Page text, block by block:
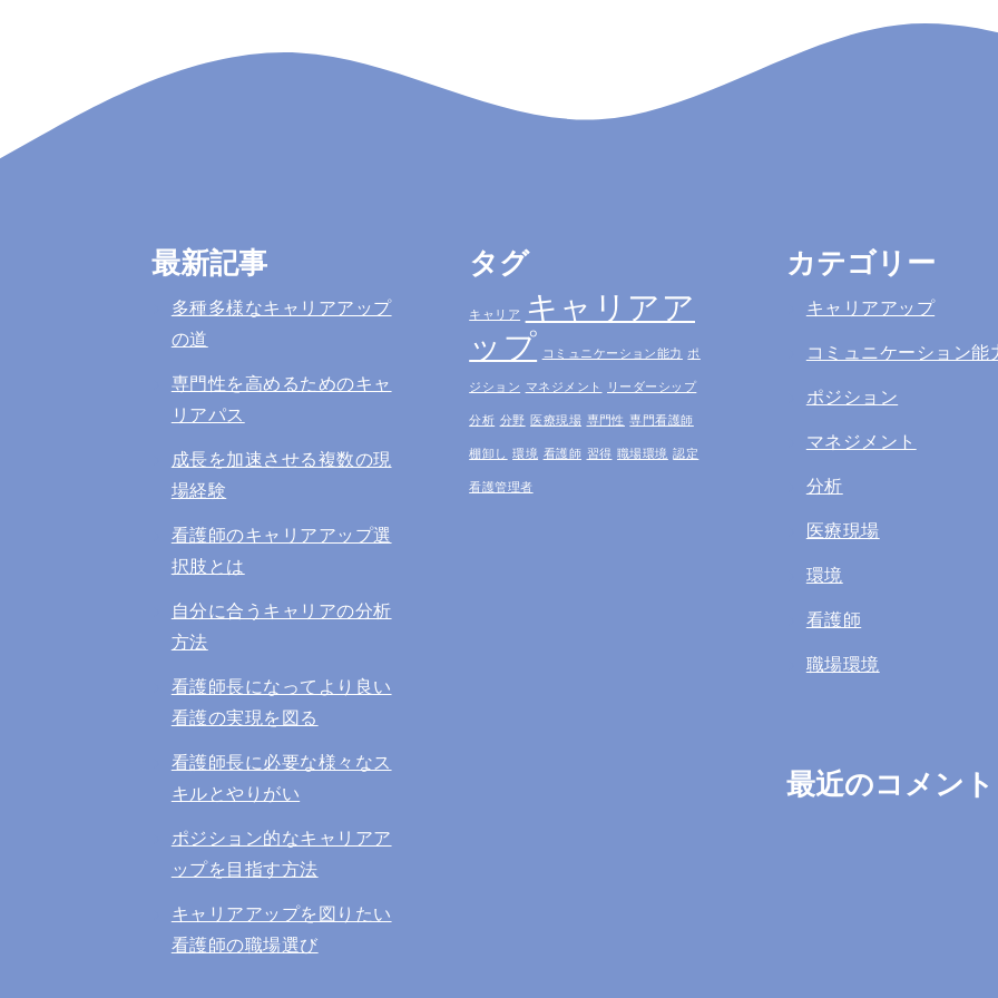
最新記事
多種多様なキャリアアップ
の道
専門性を高めるためのキャ
リアパス
成長を加速させる複数の現
場経験
看護師のキャリアアップ選
択肢とは
自分に合うキャリアの分析
方法
看護師長になってより良い
看護の実現を図る
看護師長に必要な様々なス
キルとやりがい
ポジション的なキャリアア
ップを目指す方法
キャリアアップを図りたい
看護師の職場選び
タグ
キャリア
キャリアア
ップ コミュニケーション能力 ポ
ジション マネジメント リーダーシップ
分析 分野 医療現場 専門性 専門看護師
棚卸し 環境 看護師 習得 職場環境 認定
看護管理者
カテゴリー
キャリアアップ
コミュニケーション能
ポジション
マネジメント
分析
医療現場
環境
看護師
職場環境
最近のコメント